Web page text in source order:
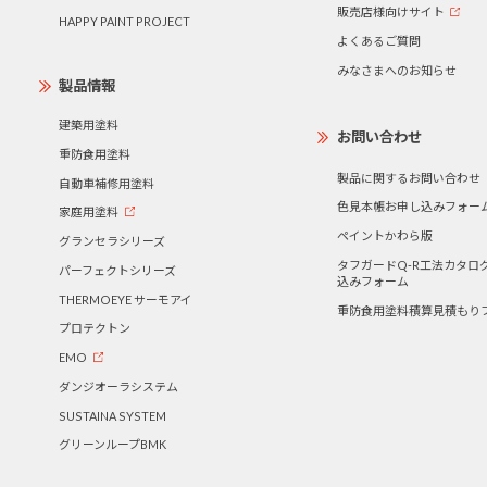
HAPPY PAINT PROJECT
製品情報
建築用塗料
重防食用塗料
自動車補修用塗料
家庭用塗料
グランセラシリーズ
パーフェクトシリーズ
THERMOEYE サーモアイ
プロテクトン
EMO
ダンジオーラシステム
SUSTAINA SYSTEM
グリーンループBMK
販売店様向けサイト
よくあるご質問
みなさまへのお知らせ
お問い合わせ
製品に関するお問い合わせ
色見本帳お申し込みフォー
ペイントかわら版
タフガードQ-R工法カタロ
込みフォーム
重防食用塗料積算見積もり